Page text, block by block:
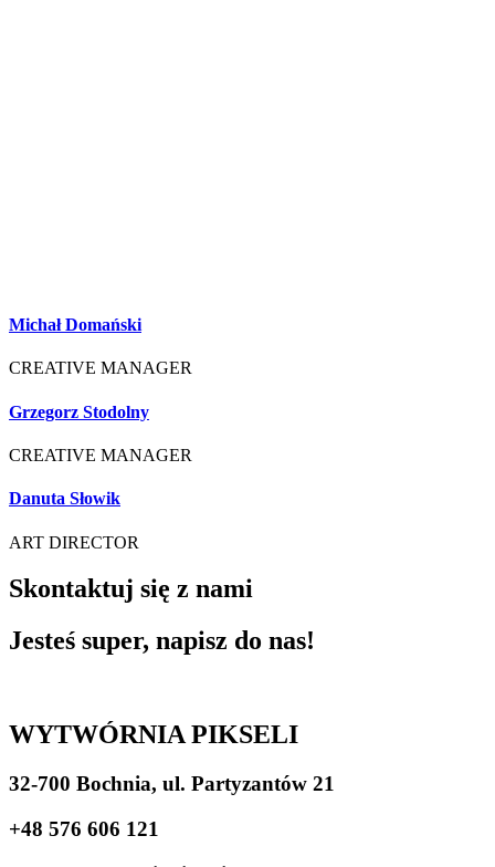
Michał Domański
CREATIVE MANAGER
Grzegorz Stodolny
CREATIVE MANAGER
Danuta Słowik
ART DIRECTOR
Skontaktuj się z nami
Jesteś super, napisz do nas!
WYTWÓRNIA PIKSELI
32-700 Bochnia, ul. Partyzantów 21
+48 576 606 121